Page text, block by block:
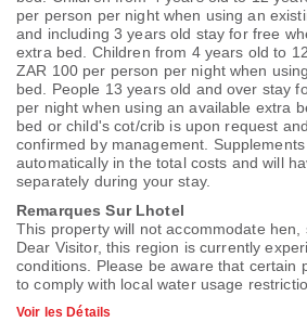
per person per night when using an
and including 3 years old stay for free
extra bed. Children from 4 years old to
ZAR 100 per person per night when
bed. People 13 years old and over stay
per night when using an available extra
bed or child's cot/crib is upon request
confirmed by management.
automatically in the total costs and will
separately during your stay.
Remarques Sur Lhotel
This property will not accommodate
Dear Visitor, this region is currently
conditions. Please be aware that certain
to comply with local water usage
Voir les Détails